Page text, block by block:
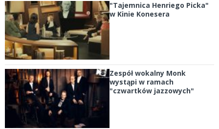
"Tajemnica Henriego Picka"
w Kinie Konesera
Zespół wokalny Monk
wystąpi w ramach
"czwartków jazzowych"